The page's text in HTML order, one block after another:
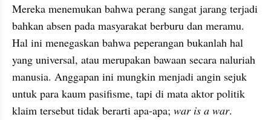
Mereka menemukan bahwa perang sangat jarang terjadi
bahkan absen pada masyarakat berburu dan meramu.
Hal ini menegaskan bahwa peperangan bukanlah hal
yang universal, atau merupakan bawaan secara naluriah
manusia. Anggapan ini mungkin menjadi angin sejuk
untuk para kaum pasifisme, tapi di mata aktor politik
klaim tersebut tidak berarti apa-apa; war is a war.